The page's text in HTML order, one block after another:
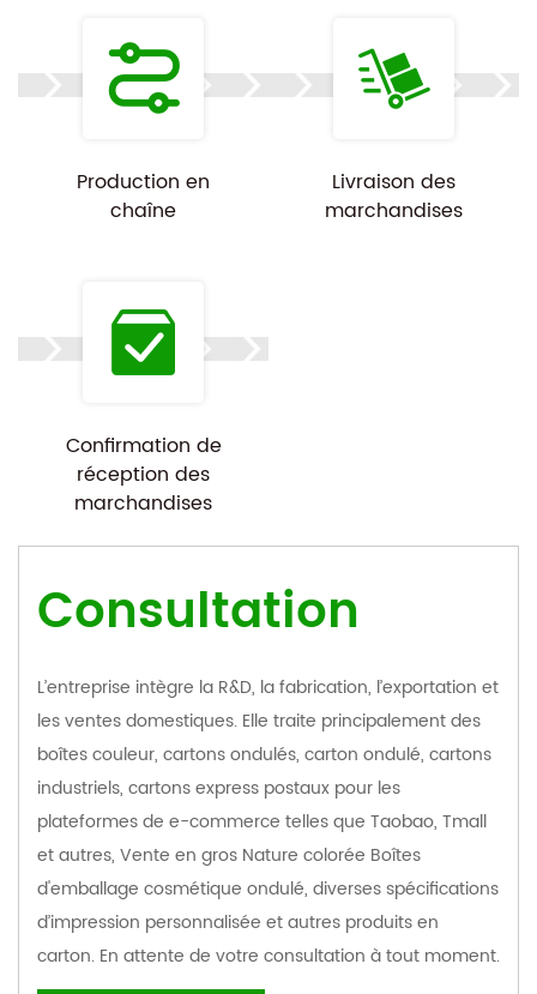
Production en
chaîne
Livraison des
marchandises
Confirmation de
réception des
marchandises
Consultation
L’entreprise intègre la R&D, la fabrication, l’exportation et
les ventes domestiques. Elle traite principalement des
boîtes couleur, cartons ondulés, carton ondulé, cartons
industriels, cartons express postaux pour les
plateformes de e-commerce telles que Taobao, Tmall
et autres, Vente en gros Nature colorée Boîtes
d'emballage cosmétique ondulé, diverses spécifications
d’impression personnalisée et autres produits en
carton. En attente de votre consultation à tout moment.